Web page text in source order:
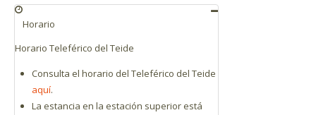
Horario
Horario Teleférico del Teide
Consulta el horario del Teleférico del Teide
aquí.
La estancia en la estación superior está